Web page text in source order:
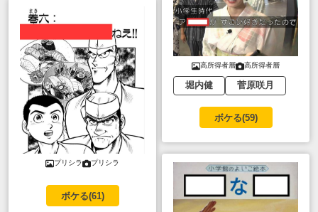
プリシラ プリシラ
ボケる(61)
高所得者層 高所得者層
堀内健 菅原咲月
ボケる(59)